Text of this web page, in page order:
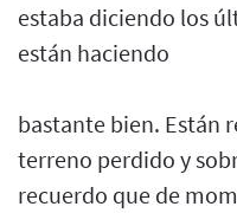
estaba diciendo los
están haciendo
bastante bien. Están
terreno perdido y
recuerdo que de